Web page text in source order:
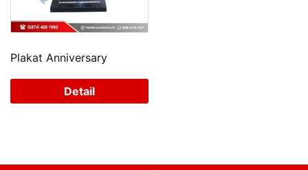
Plakat Anniversary
Detail